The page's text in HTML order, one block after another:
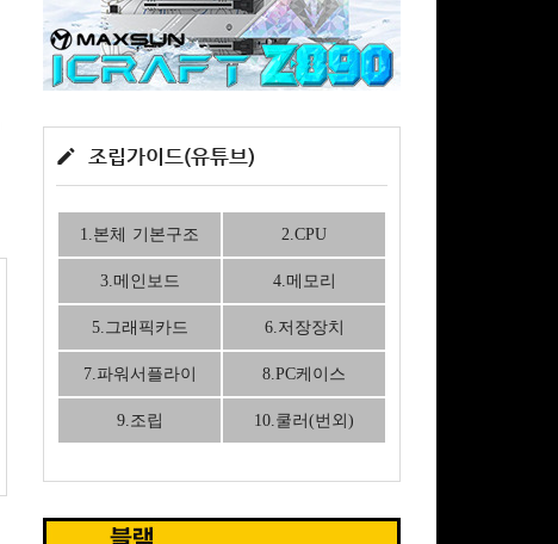
조립가이드(유튜브)
1.본체 기본구조 2.CPU
3.메인보드 4.메모리
5.그래픽카드 6.저장장치
7.파워서플라이 8.PC케이스
9.조립 10.쿨러(번외)